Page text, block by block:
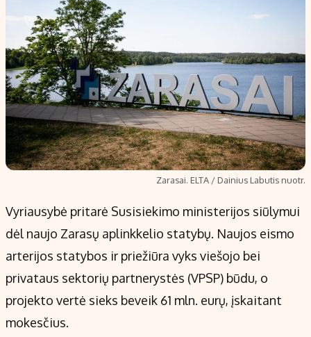
Zarasai. ELTA / Dainius Labutis nuotr.
Vyriausybė pritarė Susisiekimo ministerijos siūlymui
dėl naujo Zarasų aplinkkelio statybų. Naujos eismo
arterijos statybos ir priežiūra vyks viešojo bei
privataus sektorių partnerystės (VPSP) būdu, o
projekto vertė sieks beveik 61 mln. eurų, įskaitant
mokesčius.